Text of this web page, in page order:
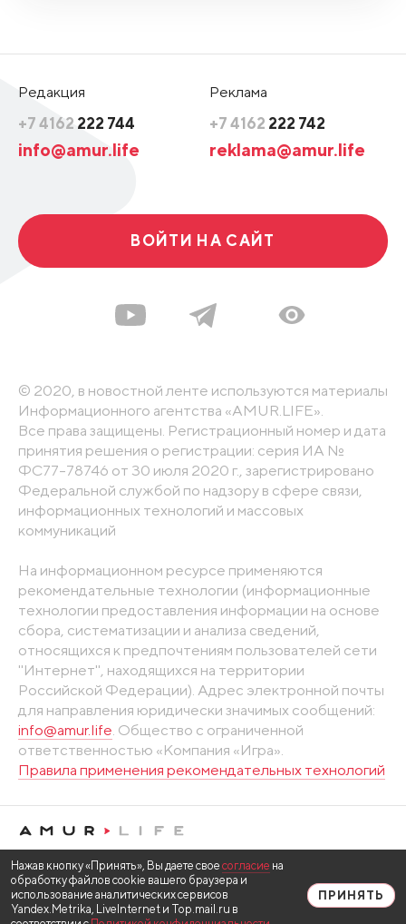
Редакция
+7 4162 222 744
info@amur.life
Реклама
+7 4162 222 742
reklama@amur.life
ВОЙТИ НА САЙТ
© 2020, в новостной ленте используются материалы
Информационного агентства «AMUR.LIFE».
Все права защищены. Регистрационный номер и дата
принятия решения о регистрации: серия ИА №
ФС77-78746 от 30 июля 2020 г., зарегистрировано
Федеральной службой по надзору в сфере связи,
информационных технологий и массовых
коммуникаций
На информационном ресурсе применяются
рекомендательные технологии (информационные
технологии предоставления информации на основе
сбора, систематизации и анализа сведений,
относящихся к предпочтениям пользователей сети
"Интернет", находящихся на территории
Российской Федерации). Адрес электронной почты
для направления юридически значимых сообщений:
info@amur.life. Общество с ограниченной
ответственностью «Компания «Игра».
Правила применения рекомендательных технологий
Нажав кнопку «Принять», Вы даете свое согласие на
обработку файлов cookie вашего браузера и
использование аналитических сервисов
Yandex.Metrika, LiveInternet и Top.mail.ru в
ПРИНЯТЬ